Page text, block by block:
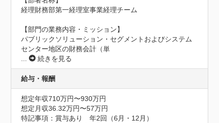
経理財務部第一経理室事業経理チーム
【部門の業務内容・ミッション】
パブリックソリューション・セグメントおよびシステム
センター地区の財務会計（単
...
続きを見る
給与・報酬
想定年収710万円〜930万円
想定月収36.32万円〜57万円
特記事項：賞与あり　年2回（6月・12月）